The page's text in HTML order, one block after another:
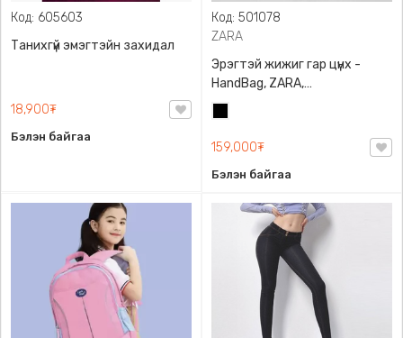
Код: 605603
Танихгүй эмэгтэйн захидал
18,900₮
Бэлэн байгаа
Код: 501078
ZARA
Эрэгтэй жижиг гар цүнх -
HandBag, ZARA,
3720/005/040, PU арьс
159,000₮
Бэлэн байгаа